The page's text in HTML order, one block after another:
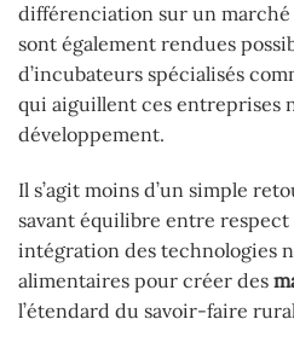
différenciation sur un marché
sont également rendues
d’incubateurs spécialisés
qui aiguillent ces entreprises
développement.
Il s’agit moins d’un simple
savant équilibre entre
intégration des technologies
alimentaires pour créer des
l’étendard du savoir-faire